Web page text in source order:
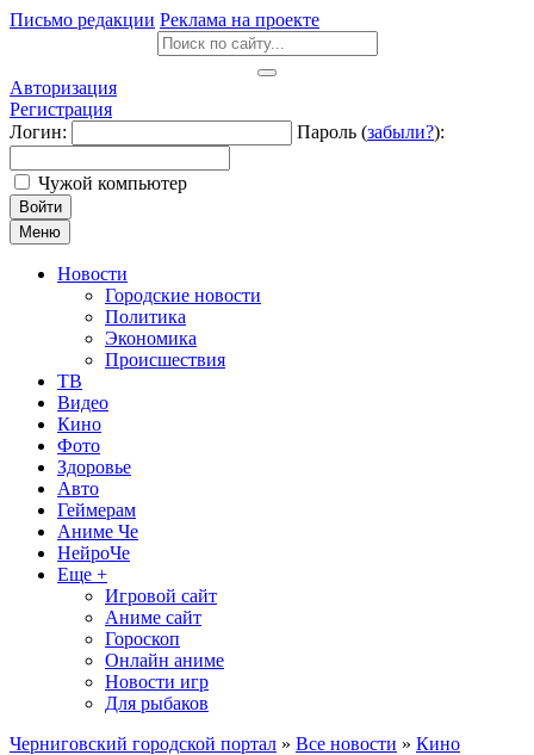
Письмо редакции Реклама на проекте
Авторизация
Регистрация
Логин:
Пароль (забыли?):
Чужой компьютер
Войти
Меню
Новости
Городские новости
Политика
Экономика
Происшествия
ТВ
Видео
Кино
Фото
Здоровье
Авто
Геймерам
Аниме Че
НейроЧе
Еще +
Игровой сайт
Аниме сайт
Гороскоп
Онлайн аниме
Новости игр
Для рыбаков
Черниговский городской портал » Все новости » Кино